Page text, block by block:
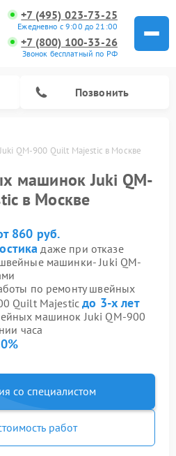
+7 (495) 023-73-25
Ежедневно с 9:00 до 21:00
+7 (800) 100-33-26
Звонок бесплатный по РФ
Позвонить
QM-900 Quilt Majestic в Москве
машинок Juki QM-
в Москве
860 руб.
даже при отказе
машинки- Juki QM-
по ремонту швейных
Quilt Majesticдо 3-х лет
машинок Juki QM-900
часа
со специалистом
работ